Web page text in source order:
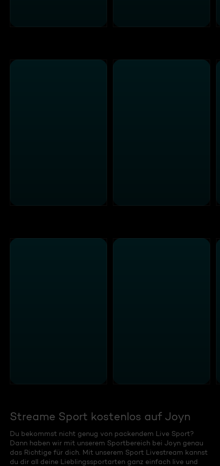
Streame Sport kostenlos auf Joyn
Du bekommst nicht genug von packendem Live Sport?
Dann haben wir mit unserem Sportbereich bei Joyn genau
das Richtige für dich. Mit unserem Sport Livestream kannst
du dir all deine Lieblingssportarten ganz einfach live und